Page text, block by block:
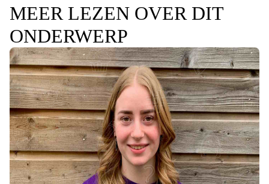
MEER LEZEN OVER DIT
ONDERWERP